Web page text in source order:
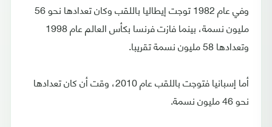
وفي عام 1982 توجت إيطاليا باللقب وكان تعدادها نحو 56
مليون نسمة، بينما فازت فرنسا بكأس العالم عام 1998
وتعدادها 58 مليون نسمة تقريبا.
أما إسبانيا فتوجت باللقب عام 2010، وقت أن كان تعدادها
نحو 46 مليون نسمة.